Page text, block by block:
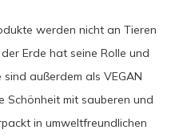
werden nicht an Tieren
Erde hat seine Rolle und
außerdem als VEGAN
Schönheit mit sauberen und
in umweltfreundlichen